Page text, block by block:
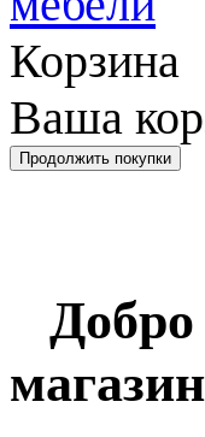
Корзина
Ваша
Добро